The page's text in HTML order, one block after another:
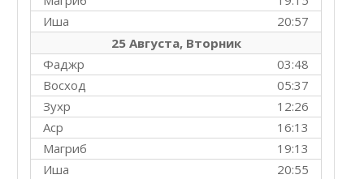
20:57
Иша
25 Августа, Вторник
03:48
Фаджр
05:37
Восход
12:26
Зухр
16:13
Аср
19:13
Магриб
20:55
Иша